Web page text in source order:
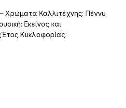
Χρώματα Καλλιτέχνης: Πέννυ
Εκείνος και
Κυκλοφορίας: